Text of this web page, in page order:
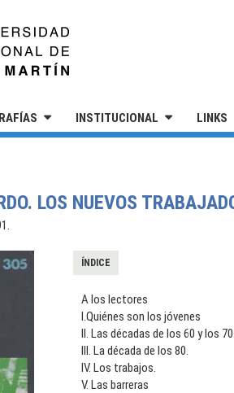
INSTITUCIONAL LINKS
LOS NUEVOS
ÍNDICE
A los lectores
I.Quiénes son los jóvenes
II. Las décadas de los 60 y los
III. La década de los 80.
IV. Los trabajos.
V. Las barreras